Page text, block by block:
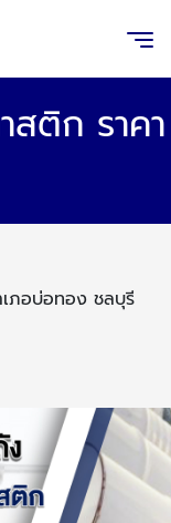
สติก ราคา
ภอบ่อทอง ชลบุรี